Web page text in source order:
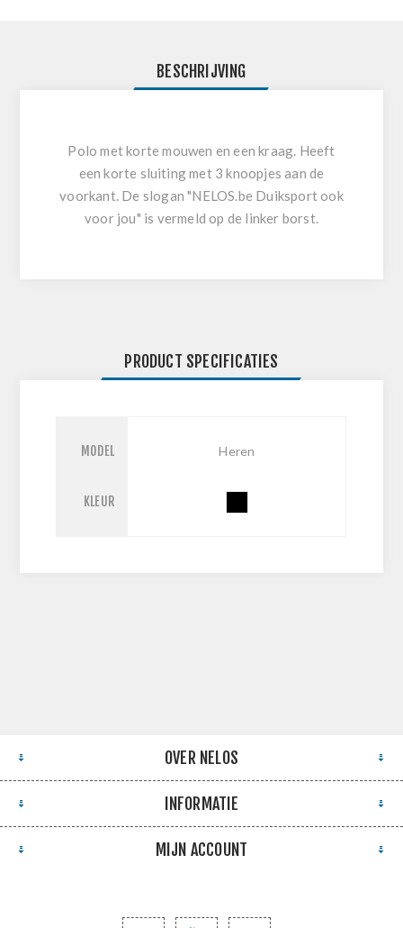
BESCHRIJVING
Polo met korte mouwen en een kraag. Heeft
een korte sluiting met 3 knoopjes aan de
voorkant. De slogan "NELOS.be Duiksport ook
voor jou" is vermeld op de linker borst.
PRODUCT SPECIFICATIES
MODEL Heren
KLEUR
OVER NELOS
INFORMATIE
MIJN ACCOUNT